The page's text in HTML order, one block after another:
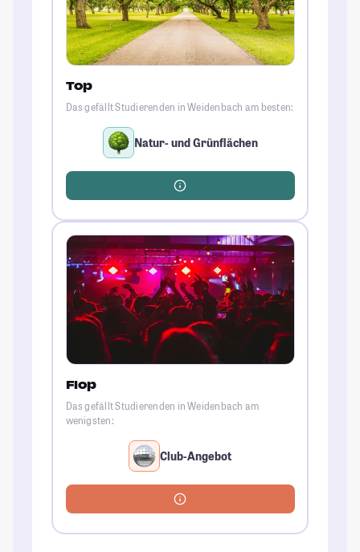
Top
Das gefällt Studierenden in Weidenbach am besten:
Natur- und Grünflächen
Flop
Das gefällt Studierenden in Weidenbach am
wenigsten:
Club-Angebot